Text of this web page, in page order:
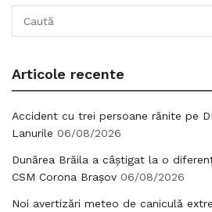
Articole recente
Accident cu trei persoane rănite pe
Lanurile 06/08/2026
Dunărea Brăila a câștigat la o
CSM Corona Brașov 06/08/2026
Noi avertizări meteo de caniculă